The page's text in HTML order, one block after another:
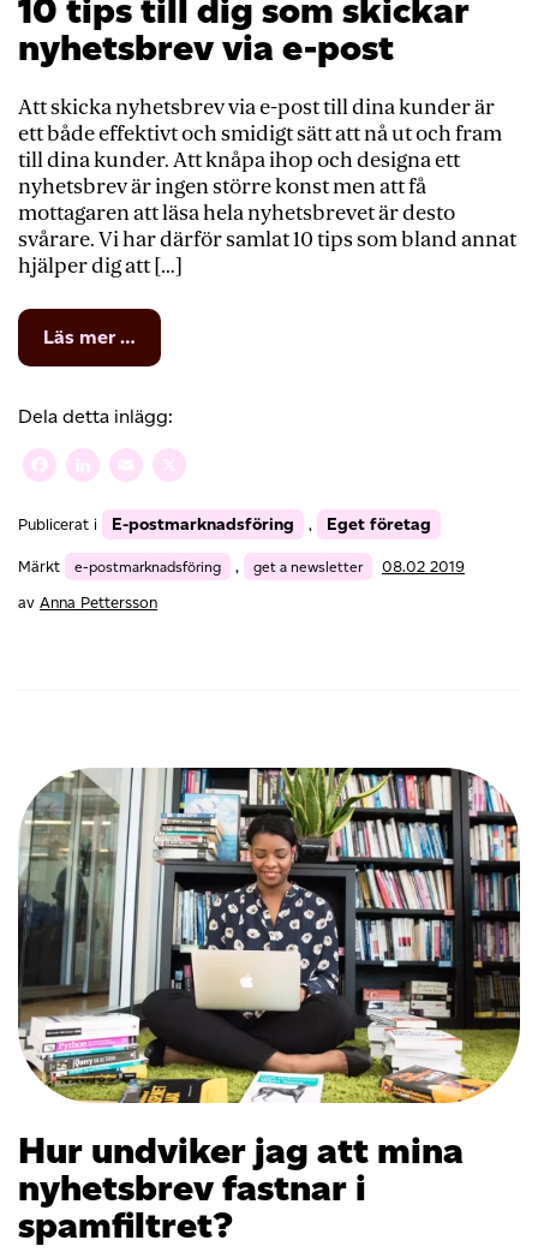
10 tips till dig som skickar
nyhetsbrev via e-post
Att skicka nyhetsbrev via e-post till dina kunder är
ett både effektivt och smidigt sätt att nå ut och fram
till dina kunder. Att knåpa ihop och designa ett
nyhetsbrev är ingen större konst men att få
mottagaren att läsa hela nyhetsbrevet är desto
svårare. Vi har därför samlat 10 tips som bland annat
hjälper dig att […]
Läs mer …
10
till
dig
som
skickar
via
e-
post
Dela detta inlägg:
Facebook
LinkedIn
Email
Publicerat i E-postmarknadsföring , Eget företag
Märkt e-postmarknadsföring , get a newsletter
08.02 2019
av Anna Pettersson
Hur undviker jag att mina
nyhetsbrev fastnar i
spamfiltret?